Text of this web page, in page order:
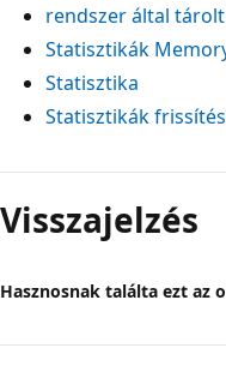
rendszer által
Statisztikák
Statisztika
Statisztikák
Visszajelzés
Hasznosnak találta ezt az